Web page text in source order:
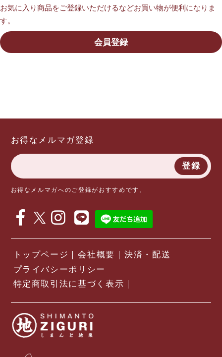
お気に入り商品をご登録いただけるなどお買い物が便利になりま
す。
会員登録
お得なメルマガ登録
登録
お得なメルマガへのご登録がおすすめです。
トップページ 会社概要
決済・配送
プライバシーポリシー
特定商取引法に基づく表示